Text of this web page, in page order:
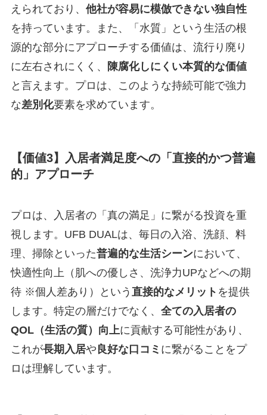
えられており、 他社が容易に模倣できない独自性
を持っています。また、「水質」という生活の根
源的な部分にアプローチする価値は、流行り廃り
に左右されにくく、
陳腐化しにくい本質的な価値
と言えます。プロは、このような持続可能で強力
な差別化要素を求めています。
【価値3】入居者満足度への「直接的かつ普遍
的」アプローチ
プロは、入居者の「真の満足」に繋がる投資を重
視します。UFB DUALは、毎日の入浴、洗顔、料
理、掃除といった普遍的な生活シーンにおいて、
快適性向上（肌への優しさ、洗浄力UPなどへの期
待 ※個人差あり）という 直接的なメリット を提供
します。特定の層だけでなく、 全ての入居者の
QOL（生活の質）向上に貢献する可能性があり、
これが長期入居や 良好な口コミ に繋がることをプ
ロは理解しています。